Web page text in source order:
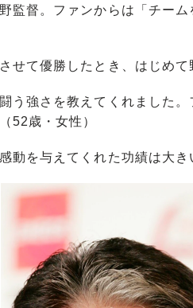
監督。ファンからは「チー
せて優勝したとき、はじめ
闘う強さを教えてくれました
52歳・女性）
動を与えてくれた功績は大き